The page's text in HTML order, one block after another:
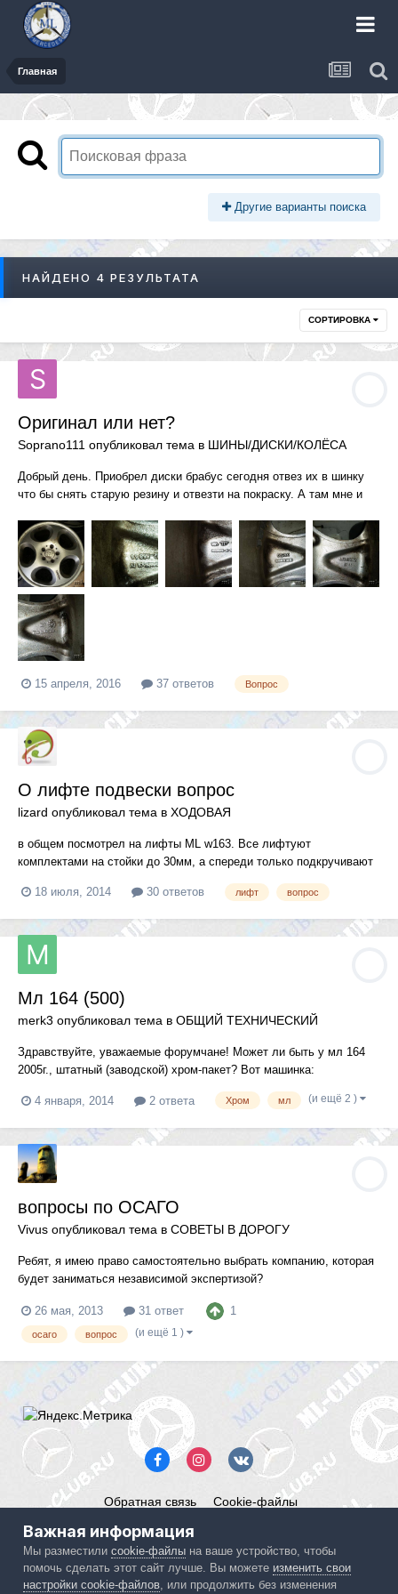
Главная
Другие варианты поиска
НАЙДЕНО 4 РЕЗУЛЬТАТА
СОРТИРОВКА
Оригинал или нет?
Soprano111 опубликовал тема в ШИНЫ/ДИСКИ/КОЛЁСА
Добрый день. Приобрел диски брабус сегодня отвез их в шинку
что бы снять старую резину и отвезти на покраску. А там мне и
диски пришли вместе со 164 из штатов. Как узнать какие они?
15 апреля, 2016 37 ответов Вопрос
О лифте подвески вопрос
lizard опубликовал тема в ХОДОВАЯ
в общем посмотрел на лифты ML w163. Все лифтуют
комплектами на стойки до 30мм, а спереди только подкручивают
почему перед не лифтуют проставками? Как именно выглядит
лифт? К...
18 июля, 2014 30 ответов лифт вопрос
Мл 164 (500)
merk3 опубликовал тема в ОБЩИЙ ТЕХНИЧЕСКИЙ
Здравствуйте, уважаемые форумчане! Может ли быть у мл 164
2005г., штатный (заводской) хром-пакет? Вот машинка:
Хочу приобрести данный авто, буду признателен за комментарии .
4 января, 2014 2 ответа Хром мл (и ещё 2 )
вопросы по ОСАГО
Vivus опубликовал тема в СОВЕТЫ В ДОРОГУ
Ребят, я имею право самостоятельно выбрать компанию, которая
будет заниматься независимой экспертизой?
26 мая, 2013 31 ответ 1
осаго вопрос (и ещё 1 )
Обратная связь Cookie-файлы
Powered by Invision Community
Важная информация
Мы разместилиcookie-файлы на ваше устройство, чтобы
помочь сделать этот сайт лучше. Вы можете изменить свои
настройки cookie-файлов , или продолжить без изменения
IPS spam blocked by CleanTalk.